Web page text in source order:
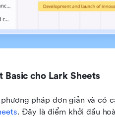
Basic cho Lark Sheets
pháp đơn giản và có
. Đây là điểm khởi đầu